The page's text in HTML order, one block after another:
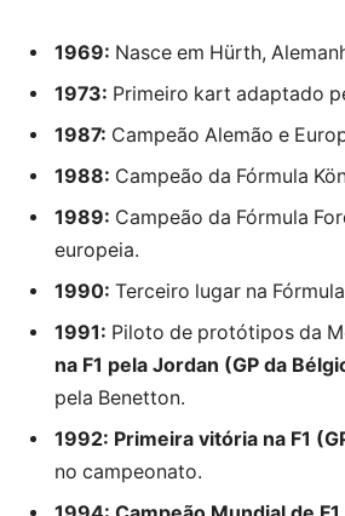
1969: Nasce em Hürth,
1973: Primeiro kart adaptado
1987: Campeão Alemão e
1988: Campeão da Fórmula
1989: Campeão da Fórmula
europeia.
1990: Terceiro lugar na
1991: Piloto de protótipos da
na F1 pela Jordan (GP da
pela Benetton.
1992: Primeira vitória na F1
no campeonato.